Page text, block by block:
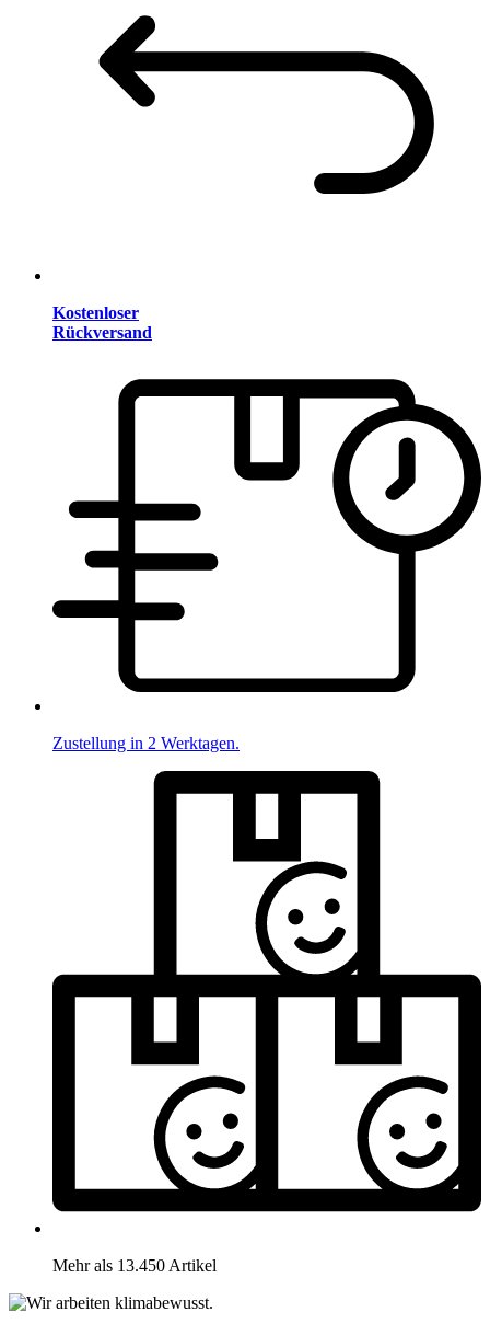
Kostenloser
Rückversand
Zustellung in 2 Werktagen.
Mehr als 13.450 Artikel